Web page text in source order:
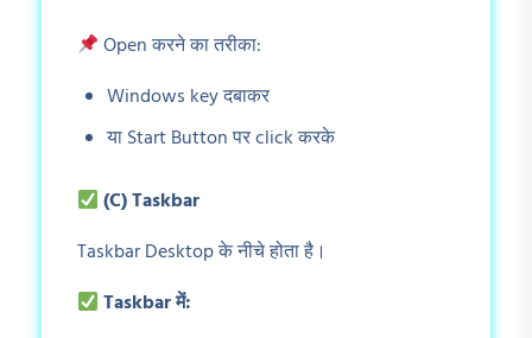
Open करने का तरीका:
Windows key दबाकर
या Start Button पर click करके
(C) Taskbar
Taskbar Desktop के नीचे होता है।
Taskbarमें: